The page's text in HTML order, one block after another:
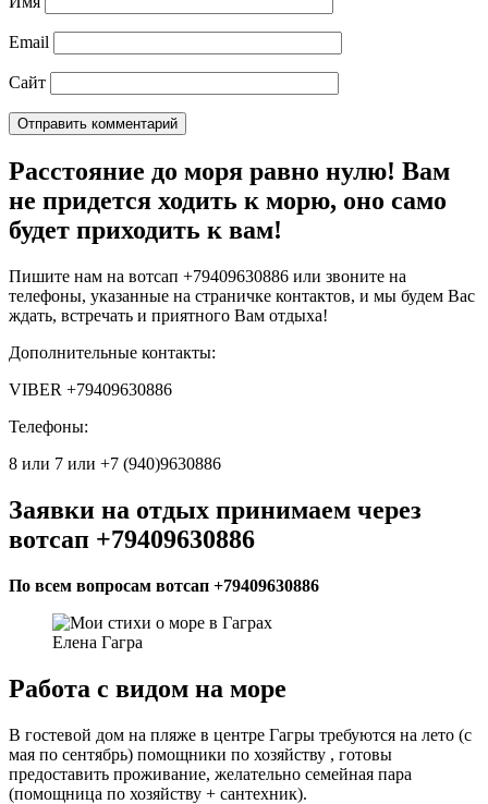
Email
Сайт
Расстояние до моря равно нулю! Вам
не придется ходить к морю, оно само
будет приходить к вам!
Пишите нам на вотсап +79409630886 или звоните на
телефоны, указанные на страничке контактов, и мы будем Вас
ждать, встречать и приятного Вам отдыха!
Дополнительные контакты:
VIBER +79409630886
Телефоны:
8 или 7 или +7 (940)9630886
Заявки на отдых принимаем через
вотсап +79409630886
По всем вопросам вотсап +79409630886
Елена Гагра
Работа с видом на море
В гостевой дом на пляже в центре Гагры требуются на лето (с
мая по сентябрь) помощники по хозяйству , готовы
предоставить проживание, желательно семейная пара
(помощница по хозяйству + сантехник).